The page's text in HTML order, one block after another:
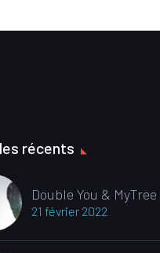
récents
Double You & MyTree
21 février 2022